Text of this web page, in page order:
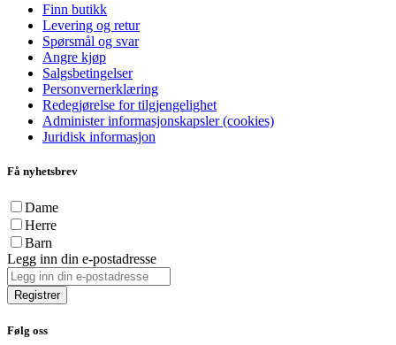
Finn butikk
Levering og retur
Spørsmål og svar
Angre kjøp
Salgsbetingelser
Personvernerklæring
Redegjørelse for tilgjengelighet
Administer informasjonskapsler (cookies)
Juridisk informasjon
Få nyhetsbrev
Dame
Herre
Barn
Legg inn din e-postadresse
Registrer
Følg oss